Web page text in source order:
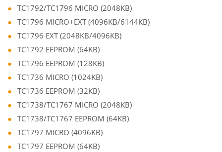
TC1792/TC1796 MICRO (2048KB)
TC1796 MICRO+EXT (4096KB/6144KB)
TC1796 EXT (2048KB/4096KB)
TC1792 EEPROM (64KB)
TC1796 EEPROM (128KB)
TC1736 MICRO (1024KB)
TC1736 EEPROM (32KB)
TC1738/TC1767 MICRO (2048KB)
TC1738/TC1767 EEPROM (64KB)
TC1797 MICRO (4096KB)
TC1797 EEPROM (64KB)